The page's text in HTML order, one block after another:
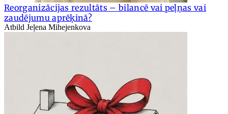
Reorganizācijas rezultāts – bilancē vai peļņas vai
zaudējumu aprēķinā?
Atbild Jeļena Mihejenkova